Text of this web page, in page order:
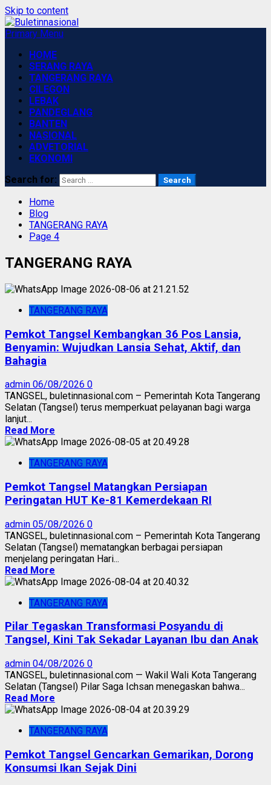
Skip to content
Primary Menu
HOME
SERANG RAYA
TANGERANG RAYA
CILEGON
LEBAK
PANDEGLANG
BANTEN
NASIONAL
ADVETORIAL
EKONOMI
Search for:
Home
Blog
TANGERANG RAYA
Page 4
TANGERANG RAYA
TANGERANG RAYA
Pemkot Tangsel Kembangkan 36 Pos Lansia,
Benyamin: Wujudkan Lansia Sehat, Aktif, dan
Bahagia
admin 06/08/2026 0
TANGSEL, buletinnasional.com – Pemerintah Kota Tangerang
Selatan (Tangsel) terus memperkuat pelayanan bagi warga
lanjut...
Read More
TANGERANG RAYA
Pemkot Tangsel Matangkan Persiapan
Peringatan HUT Ke-81 Kemerdekaan RI
admin 05/08/2026 0
TANGSEL, buletinnasional.com – Pemerintah Kota Tangerang
Selatan (Tangsel) mematangkan berbagai persiapan
menjelang peringatan Hari...
Read More
TANGERANG RAYA
Pilar Tegaskan Transformasi Posyandu di
Tangsel, Kini Tak Sekadar Layanan Ibu dan Anak
admin 04/08/2026 0
TANGSEL, buletinnasional.com — Wakil Wali Kota Tangerang
Selatan (Tangsel) Pilar Saga Ichsan menegaskan bahwa...
Read More
TANGERANG RAYA
Pemkot Tangsel Gencarkan Gemarikan, Dorong
Konsumsi Ikan Sejak Dini